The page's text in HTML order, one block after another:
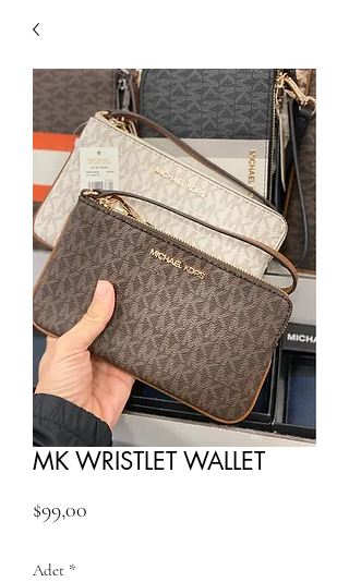
MK WRISTLET WALLET
$99,00
Adet *